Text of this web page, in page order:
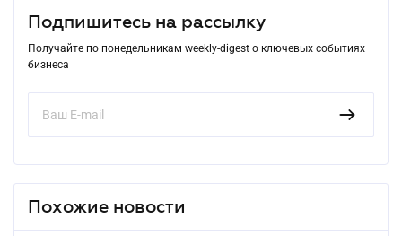
Подпишитесь на рассылку
Получайте по понедельникам weekly-digest о ключевых событиях
бизнеса
Похожие новости